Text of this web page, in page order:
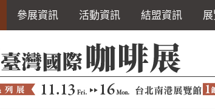
參展資訊 活動資訊 結盟資訊